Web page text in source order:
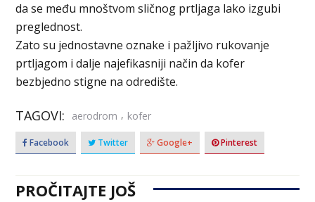
da se među mnoštvom sličnog prtljaga lako izgubi
preglednost.
Zato su jednostavne oznake i pažljivo rukovanje
prtljagom i dalje najefikasniji način da kofer
bezbjedno stigne na odredište.
TAGOVI: aerodrom , kofer
Facebook Twitter Google+ Pinterest
PROČITAJTE JOŠ